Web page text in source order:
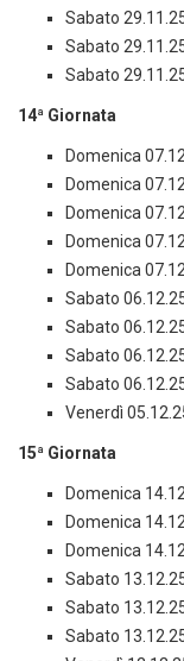
Sabato
Sabato
Sabato
14ª Giornata
Domenica
Domenica
Domenica
Domenica
Domenica
Sabato
Sabato
Sabato
Sabato
Venerdì
15ª Giornata
Domenica
Domenica
Domenica
Sabato
Sabato
Sabato